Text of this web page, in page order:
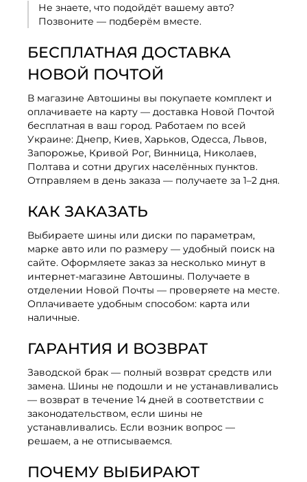
Не знаете, что подойдёт вашему авто?
Позвоните — подберём вместе.
БЕСПЛАТНАЯ ДОСТАВКА
НОВОЙ ПОЧТОЙ
В магазине Автошины вы покупаете комплект и
оплачиваете на карту — доставка Новой Почтой
бесплатная в ваш город. Работаем по всей
Украине: Днепр, Киев, Харьков, Одесса, Львов,
Запорожье, Кривой Рог, Винница, Николаев,
Полтава и сотни других населённых пунктов.
Отправляем в день заказа — получаете за 1–2 дня.
КАК ЗАКАЗАТЬ
Выбираете шины или диски по параметрам,
марке авто или по размеру — удобный поиск на
сайте. Оформляете заказ за несколько минут в
интернет-магазине Автошины. Получаете в
отделении Новой Почты — проверяете на месте.
Оплачиваете удобным способом: карта или
наличные.
ГАРАНТИЯ И ВОЗВРАТ
Заводской брак — полный возврат средств или
замена. Шины не подошли и не устанавливались
— возврат в течение 14 дней в соответствии с
законодательством, если шины не
устанавливались. Если возник вопрос —
решаем, а не отписываемся.
ПОЧЕМУ ВЫБИРАЮТ